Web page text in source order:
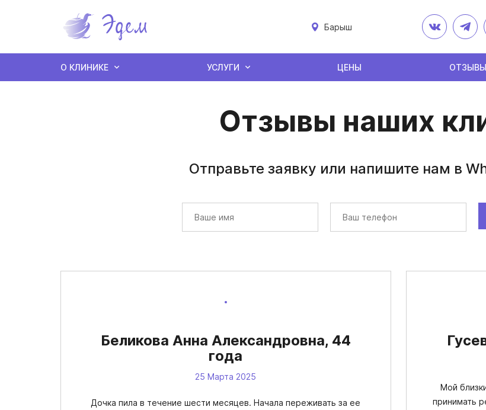
Барыш
О КЛИНИКЕ УСЛУГИ ЦЕНЫ ОТЗЫВЫ
Отзывы наших
Отправьте заявку или напишите нам в
Беликова Анна Александровна, 44
года
25 Марта 2025
Дочка пила в течение шести месяцев. Начала переживать за ее
Мой
принимать